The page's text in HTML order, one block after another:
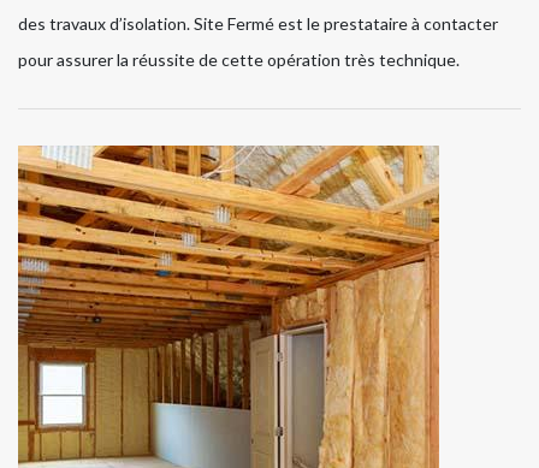
des travaux d’isolation. Site Fermé est le prestataire à contacter
pour assurer la réussite de cette opération très technique.